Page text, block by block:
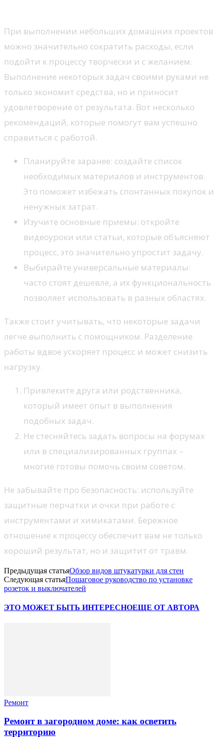
При выполнении небольших домашних проектов
можно значительно сократить расходы, если
подойти к процессу творчески и с желанием.
Выполнение некоторых задач своими руками не
только экономит средства, но и приносит
удовлетворение от результата. Вот несколько
рекомендаций, которые помогут вам успешно
справиться с работой.
Планируйте заранее: создайте список
необходимых материалов и инструментов.
Это поможет избежать спонтанных покупок и
ненужных затрат.
Изучите основные приемы: откройте
видеоуроки или статьи, которые объясняют
процесс, это значительно упростит задачу.
Выбирайте универсальные материалы:
часто стоят дешевле, а их функциональность
позволяет использовать в разных областях.
Также стоит учитывать, что некоторые задачи
легче выполнить с помощником. Разделение
работы вдвое ускоряет процесс и может снизить
нагрузку.
Привлеките друга или родственника,
который имеет опыт в выполнения
подобных задач.
Не стесняйтесь задать вопросы на форумах
или в специализированных группах –
многие готовы помочь своим советом.
Не забывайте про безопасность: используйте
защитные перчатки и очки при работе с
инструментами и химикатами. Бережное
отношение к процессу обеспечит вам не только
хороший результат, но и защитит от травм.
Предыдущая статьяОбзор видов штукатурки для стен
Следующая статьяПошаговое руководство по установке
розеток и выключателей
ЭТО МОЖЕТ БЫТЬ ИНТЕРЕСНОЕЩЕ ОТ АВТОРА
Ремонт
Ремонт в загородном доме: как осветить
территорию